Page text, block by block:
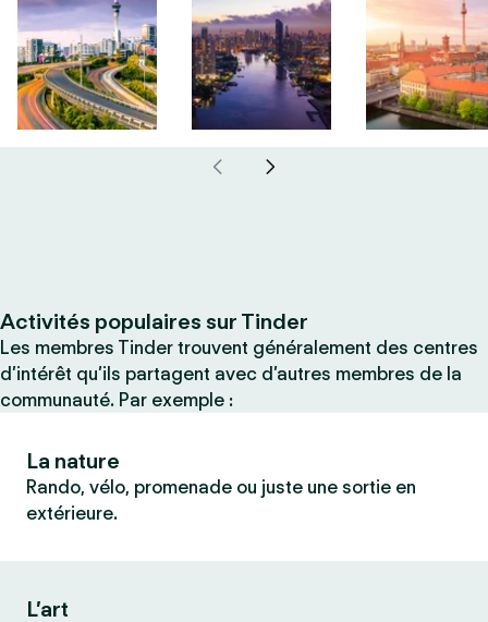
Activités populaires sur Tinder
Les membres Tinder trouvent généralement des centres
d’intérêt qu’ils partagent avec d’autres membres de la
communauté. Par exemple :
La nature
Rando, vélo, promenade ou juste une sortie en
extérieure.
L’art